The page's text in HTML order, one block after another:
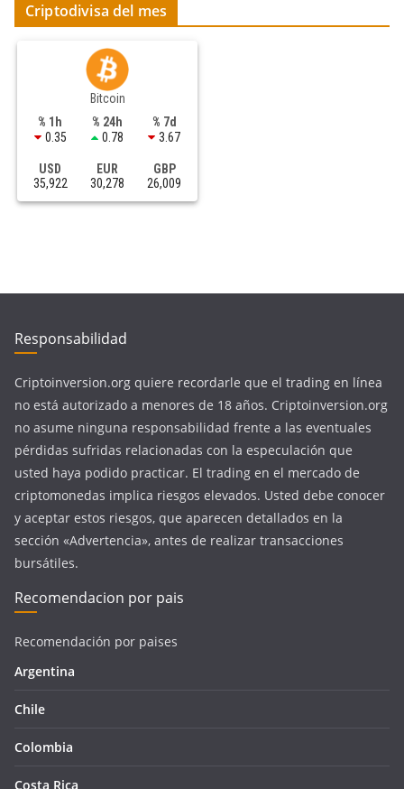
Criptodivisa del mes
Bitcoin
% 1h
0.35
% 24h
0.78
% 7d
3.67
USD
35,922
EUR
30,278
GBP
26,009
Responsabilidad
Criptoinversion.org quiere recordarle que el trading en línea
no está autorizado a menores de 18 años. Criptoinversion.org
no asume ninguna responsabilidad frente a las eventuales
pérdidas sufridas relacionadas con la especulación que
usted haya podido practicar. El trading en el mercado de
criptomonedas implica riesgos elevados. Usted debe conocer
y aceptar estos riesgos, que aparecen detallados en la
sección «Advertencia», antes de realizar transacciones
bursátiles.
Recomendacion por pais
Recomendación por paises
Argentina
Chile
Colombia
Costa Rica